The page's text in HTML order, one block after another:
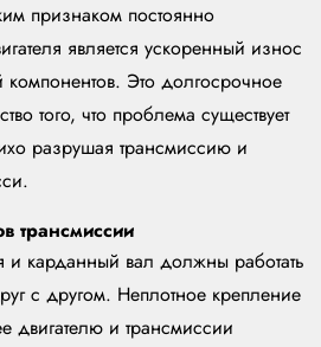
признаком постоянно
является ускоренный износ
компонентов. Это долгосрочное
того, что проблема существует
разрушая трансмиссию и
трансмиссии
и карданный вал должны работать
с другом. Неплотное крепление
двигателю и трансмиссии